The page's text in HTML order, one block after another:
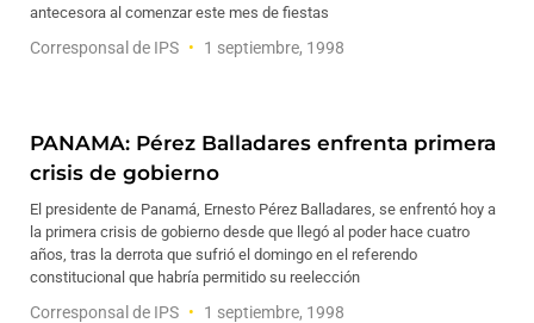
antecesora al comenzar este mes de fiestas
Corresponsal de IPS 1 septiembre, 1998
PANAMA: Pérez Balladares enfrenta primera
crisis de gobierno
El presidente de Panamá, Ernesto Pérez Balladares, se enfrentó hoy a
la primera crisis de gobierno desde que llegó al poder hace cuatro
años, tras la derrota que sufrió el domingo en el referendo
constitucional que habría permitido su reelección
Corresponsal de IPS 1 septiembre, 1998